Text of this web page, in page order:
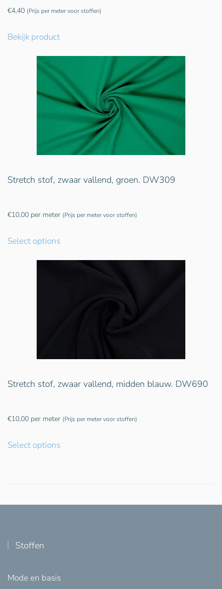
€4,40 (Prijs per meter voor stoffen)
Bekijk product
Stretch stof, zwaar vallend, groen. DW309
€10,00 per meter (Prijs per meter voor stoffen)
Select options
Stretch stof, zwaar vallend, midden blauw. DW690
€10,00 per meter (Prijs per meter voor stoffen)
Select options
Stoffen
Mode en basis